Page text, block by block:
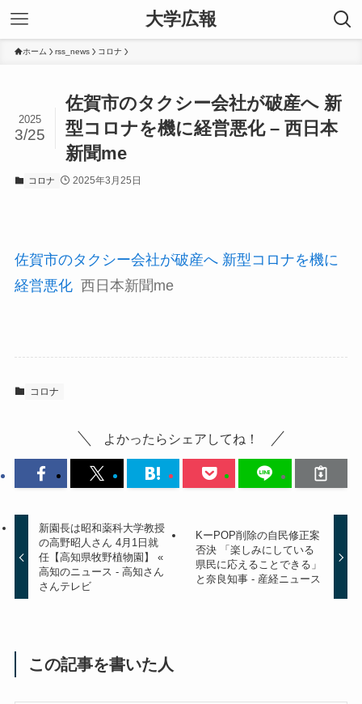
大学広報
ホーム rss_news コロナ
佐賀市のタクシー会社が破産へ 新
型コロナを機に経営悪化 – 西日本
新聞me
2025
3/25
コロナ 2025年3月25日
佐賀市のタクシー会社が破産へ 新型コロナを機に
経営悪化 西日本新聞me
コロナ
よかったらシェアしてね！
新園長は昭和薬科大学教授
の高野昭人さん 4月1日就
任【高知県牧野植物園】 «
高知のニュース - 高知さん
さんテレビ
KーPOP削除の自民修正案
否決 「楽しみにしている
県民に応えることできる」
と奈良知事 - 産経ニュース
この記事を書いた人